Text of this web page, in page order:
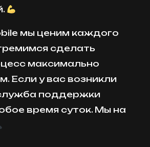
мы ценим каждого
сделать
максимально
Если у вас возникли
поддержки
время суток. Мы на